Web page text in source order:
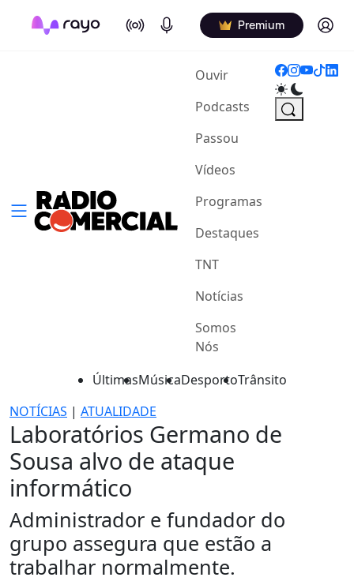
On Air Podcasts Premium Log in
Ouvir(current)
Podcasts
Passou
Vídeos
Programas
Destaques
TNT
Notícias
Somos
Nós
ÚltimasMúsicaDesportoTrânsito
NOTÍCIAS | ATUALIDADE
Laboratórios Germano de
Sousa alvo de ataque
informático
Administrador e fundador do
grupo assegura que estão a
trabalhar normalmente.